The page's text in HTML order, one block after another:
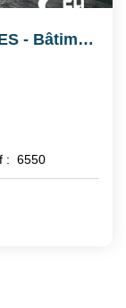
MAISON DE 181 M² - 4 CHAMBRES - Bâtiment De 215 M²
: 6550